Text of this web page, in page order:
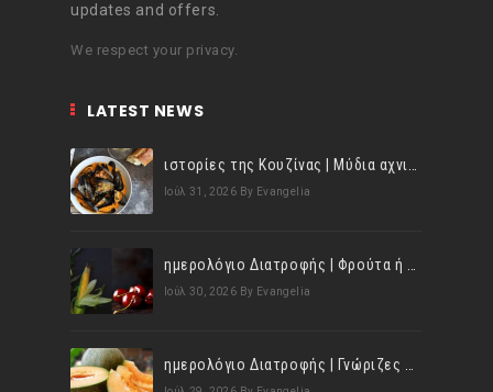
updates and offers.
We respect your privacy.
LATEST NEWS
Ιούλ 31, 2026 By Evangelia
Ιούλ 30, 2026 By Evangelia